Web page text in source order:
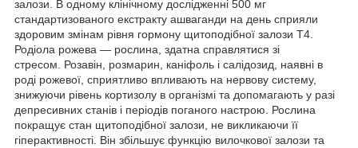
залози. В одному клінічному дослідженні 500 мг
стандартизованого екстракту ашваганди на день сприяли
здоровим змінам рівня гормону щитоподібної залози Т4.
Родіола рожева — рослина, здатна справлятися зі
стресом. Розавін, розмарин, каніфоль і салідозид, наявні в
роді рожевої, сприятливо впливають на нервову систему,
знижуючи рівень кортизолу в організмі та допомагають у разі
депресивних станів і періодів поганого настрою. Рослина
покращує стан щитоподібної залози, не викликаючи її
гіперактивності. Він збільшує функцію вилочкової залози та